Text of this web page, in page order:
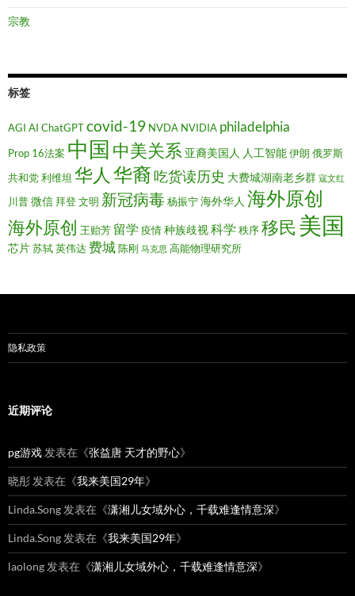
宗教
标签
AGI AI ChatGPTcovid-19 NVDA NVIDIA philadelphia
Prop 16法案 中国 中美关系 亚裔美国人 人工智能伊朗 俄罗斯
共和党利维坦 华人 华裔吃货读历史 大费城湖南老乡群 寇文红
川普微信 拜登文明 新冠病毒杨振宁海外华人 海外原创
海外原创 王贻芳 留学 疫情种族歧视科学 秩序移民 美国
芯片苏轼英伟达 费城陈刚 马克思 高能物理研究所
隐私政策
近期评论
pg游戏 发表在《张益唐 天才的野心》
晓彤 发表在《我来美国29年》
Linda.Song 发表在《潇湘儿女域外心，千载难逢情意深》
Linda.Song 发表在《我来美国29年》
laolong 发表在《潇湘儿女域外心，千载难逢情意深》